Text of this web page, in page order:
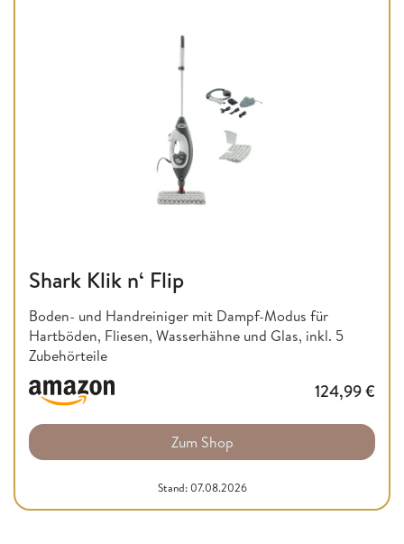
Shark Klik n‘ Flip
Boden- und Handreiniger mit Dampf-Modus für
Hartböden, Fliesen, Wasserhähne und Glas, inkl. 5
Zubehörteile
124,99€
Zum Shop
Stand: 07.08.2026